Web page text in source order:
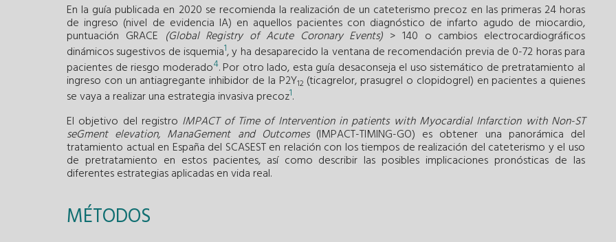
En la guía publicada en 2020 se recomienda la realización de un cateterismo precoz en las primeras 24 horas
de ingreso (nivel de evidencia IA) en aquellos pacientes con diagnóstico de infarto agudo de miocardio,
puntuación GRACE (Global Registry of Acute Coronary Events) > 140 o cambios electrocardiográficos
dinámicos sugestivos de isquemia1, y ha desaparecido la ventana de recomendación previa de 0-72 horas para
pacientes de riesgo moderado4. Por otro lado, esta guía desaconseja el uso sistemático de pretratamiento al
ingreso con un antiagregante inhibidor de la P2Y12 (ticagrelor, prasugrel o clopidogrel) en pacientes a quienes
se vaya a realizar una estrategia invasiva precoz1.
El objetivo del registro IMPACT of Time of Intervention in patients with Myocardial Infarction with Non-ST
seGment elevation, ManaGement and Outcomes(IMPACT-TIMING-GO) es obtener una panorámica del
tratamiento actual en España del SCASEST en relación con los tiempos de realización del cateterismo y el uso
de pretratamiento en estos pacientes, así como describir las posibles implicaciones pronósticas de las
diferentes estrategias aplicadas en vida real.
MÉTODOS